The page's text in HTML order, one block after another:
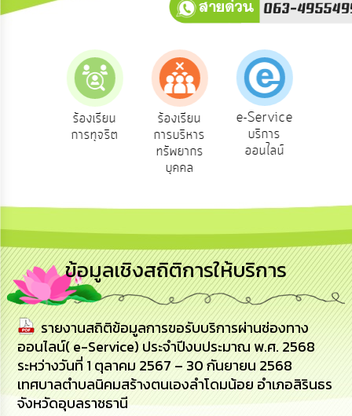
ความ
ยุทธศาสตร์/
ทรัพยากร
การ
บริหาร
งาน
การ
ส่ง
เสริม
ความ
โปร่งใส
ร้องเรียน
การทุจริต
ร้องเรียน
การบริหาร
ทรัพยากร
บุคคล
e-Service
บริการ
ออนไลน์
ข้อมูลเชิงสถิติการให้บริการ
รายงานสถิติข้อมูลการขอรับบริการผ่านช่องทาง
ออนไลน์( e-Service) ประจำปีงบประมาณ พ.ศ. 2568
ระหว่างวันที่ 1 ตุลาคม 2567 – 30 กันยายน 2568
เทศบาลตำบลนิคมสร้างตนเองลำโดมน้อย อำเภอสิรินธร
จังหวัดอุบลราชธานี